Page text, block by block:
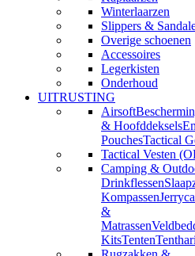
Winterlaarzen
Slippers &
Overige schoenen
Accessoires
Legerkisten
Onderhoud
UITRUSTING
Airsoft
& Hoofddeksels
PouchesTactical
Tactical Vesten
Camping &
Drinkflessen
Kompassen
&
Matrassen
KitsTenten